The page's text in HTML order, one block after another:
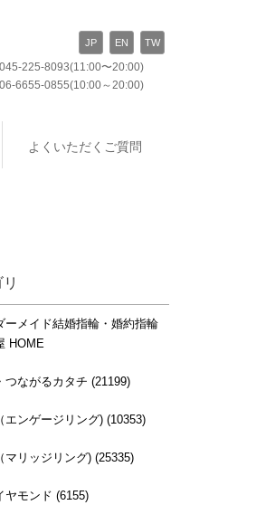
045-225-8093(11:00〜20:00)
06-6655-0855(10:00～20:00)
JP EN TW
よくいただくご質問
ーメイド結婚指輪・婚約指輪
HOME
つながるカタチ (21199)
エンゲージリング) (10353)
マリッジリング) (25335)
ヤモンド (6155)